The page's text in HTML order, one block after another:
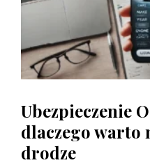
Ubezpieczenie
dlaczego warto
drodze